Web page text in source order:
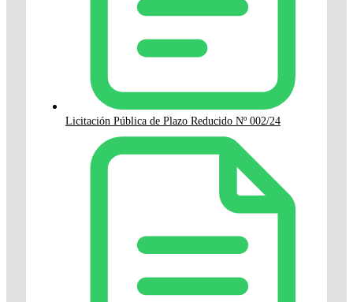
Licitación Pública de Plazo Reducido Nº 002/24